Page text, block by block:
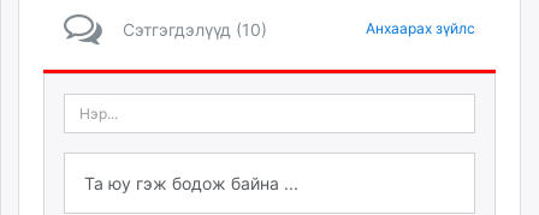
Сэтгэгдэлүүд (10) Анхаарах зүйлс